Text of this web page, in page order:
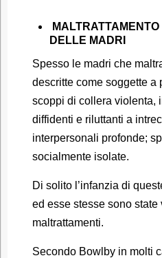
DELLE MADRI
Spesso le madri che
descritte come soggette a
scoppi di collera violenta,
diffidenti e riluttanti a
interpersonali profonde;
socialmente isolate.
Di solito l’infanzia di
ed esse stesse sono state
maltrattamenti.
Secondo Bowlby in molti